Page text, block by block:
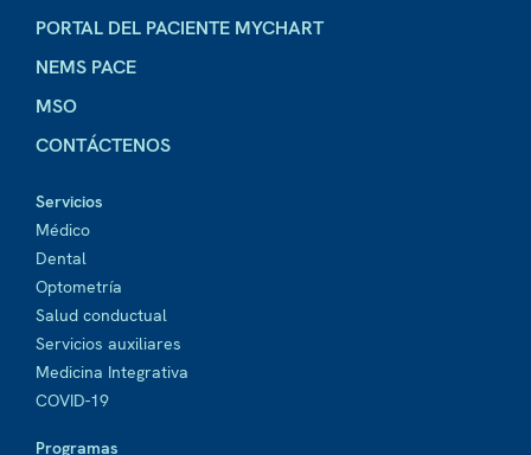
PORTAL DEL PACIENTE MYCHART
NEMS PACE
MSO
CONTÁCTENOS
Servicios
Médico
Dental
Optometría
Salud conductual
Servicios auxiliares
Medicina Integrativa
COVID-19
Programas